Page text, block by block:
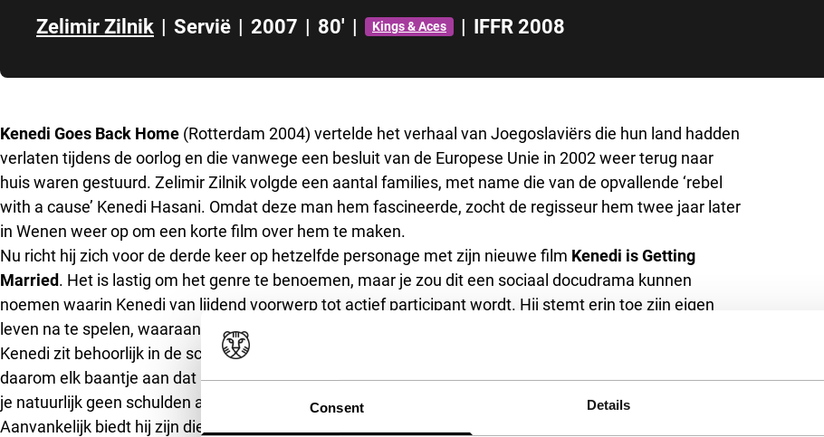
Consent Details
Zelimir Zilnik | Servië | 2007 | 80' | Kings & Aces | IFFR 2008
Kenedi Goes Back Home (Rotterdam 2004) vertelde het verhaal van Joegoslaviërs die hun land hadden
verlaten tijdens de oorlog en die vanwege een besluit van de Europese Unie in 2002 weer terug naar
huis waren gestuurd. Zelimir Zilnik volgde een aantal families, met name die van de opvallende ‘rebel
with a cause’ Kenedi Hasani. Omdat deze man hem fascineerde, zocht de regisseur hem twee jaar later
in Wenen weer op om een korte film over hem te maken.
Nu richt hij zich voor de derde keer op hetzelfde personage met zijn nieuwe film Kenedi is Getting
Married. Het is lastig om het genre te benoemen, maar je zou dit een sociaal docudrama kunnen
noemen waarin Kenedi van lijdend voorwerp tot actief participant wordt. Hij stemt erin toe zijn eigen
leven na te spelen, waaraan een paar documentaire gedeelten zijn toegevoegd.
Kenedi zit behoorlijk in de schulden, omdat hij een huis heeft gebouwd voor zijn familie. Hij neemt
daarom elk baantje aan dat hij krijgen kan – al verdient hij soms maar tien euro per dag, en daarvan kun
je natuurlijk geen schulden afbetalen. Uiteindelijk besluit hij zijn geluk te beproeven in de seksindustrie.
Aanvankelijk biedt hij zijn diensten aan aan oudere dames en weduwes, maar al gauw breidt hij zijn